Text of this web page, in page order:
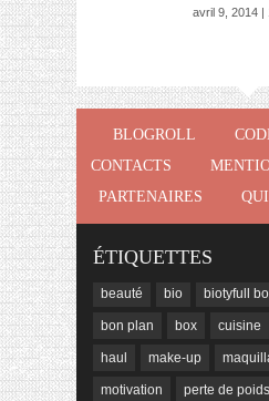
avril 9, 2014 |
BLOGROLL
CONTACTS
PARTENAIRES
ÉTIQUETTES
beauté bio biotyfull
bon plan box cuisine
haul make-up
motivation perte de poids